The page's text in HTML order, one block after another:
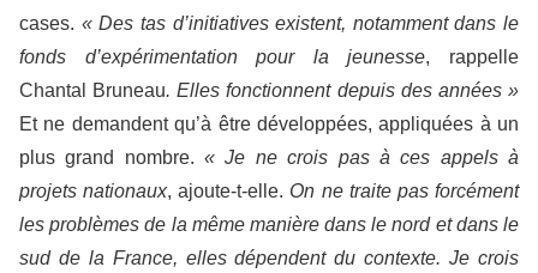
cases. « Des tas d’initiatives existent, notamment dans le
fonds d’expérimentation pour la jeunesse, rappelle
Chantal Bruneau. Elles fonctionnent depuis des années »
Et ne demandent qu’à être développées, appliquées à un
plus grand nombre.« Je ne crois pas à ces appels à
projets nationaux, ajoute-t-elle. On ne traite pas forcément
les problèmes de la même manière dans le nord et dans le
sud de la France, elles dépendent du contexte. Je crois